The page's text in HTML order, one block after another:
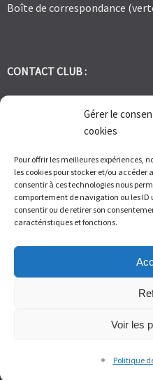
Gérer le
cookies
Pour offrir les meilleures expériences,
les cookies pour stocker et/ou
consentir à ces technologies nous
comportement de navigation ou les ID
consentir ou de retirer son
caractéristiques et fonctions.
Voir les
Politique
Boîte de correspondance
CONTACT CLUB :
tennis.club.avignon@orange.fr
1 Bd des Frères Reboul
Du Lundi au Vendredi de 9h à
à 11H
© Tennis Club Avignon